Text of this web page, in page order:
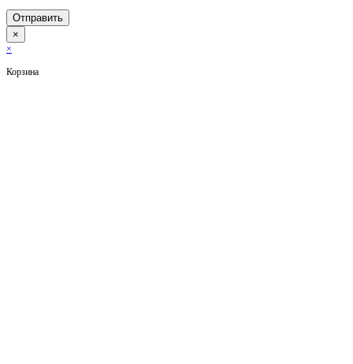
Отправить
×
×
Корзина